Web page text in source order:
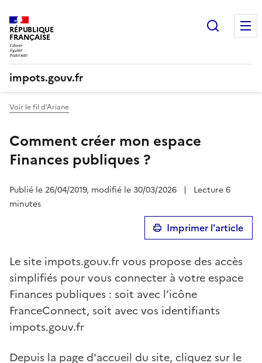
RÉPUBLIQUE
FRANÇAISE
impots.gouv.fr
Voir le fil d'Ariane
Comment créer mon espace
Finances publiques ?
Publié le 26/04/2019, modifié le 30/03/2026 |
Lecture 6
minutes
Imprimer l'article
Le site impots.gouv.fr vous propose des accès
simplifiés pour vous connecter à votre espace
Finances publiques : soit avec l’icône
FranceConnect, soit avec vos identifiants
impots.gouv.fr
Depuis la page d'accueil du site, cliquez sur le